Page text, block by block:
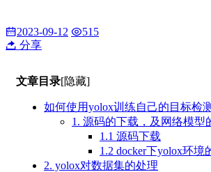
2023-09-12
515
分享
文章目录[隐藏]
如何使用yolox训练自己的目标检
1. 源码的下载，及网络模型
1.1 源码下载
1.2 docker下yolox环境
2. yolox对数据集的处理